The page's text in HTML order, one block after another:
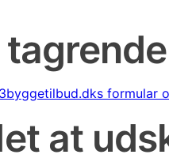
formular
at